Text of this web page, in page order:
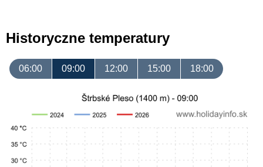
Historyczne temperatury
06:00 09:00 12:00 15:00 18:00